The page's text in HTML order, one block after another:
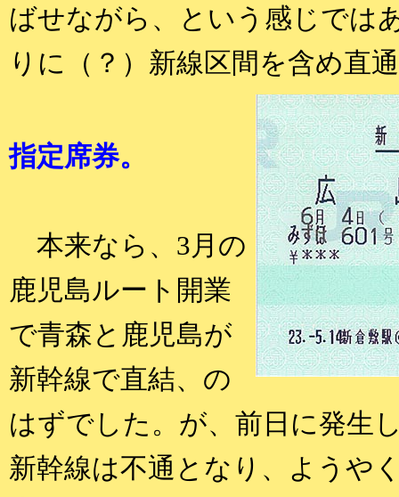
ばせながら、という感じでは
りに（？）新線区間を含め直
指定席券。
本来なら、3月の
鹿児島ルート開業
で青森と鹿児島が
新幹線で直結、の
はずでした。が、前日に発生
新幹線は不通となり、ようや